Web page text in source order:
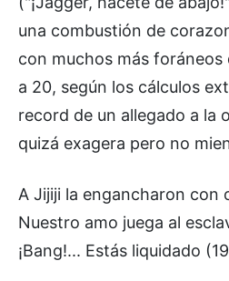
una combustión de
con muchos más foráneos
a 20, según los cálculos
record de un allegado a la
quizá exagera pero no
A Jijiji la engancharon con
Nuestro amo juega al
¡Bang!... Estás liquidado